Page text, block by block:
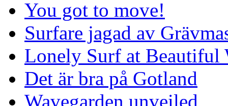
You got to move!
Surfare jagad av
Lonely Surf at Beautiful
Det är bra på Gotland
Wavegarden unveiled